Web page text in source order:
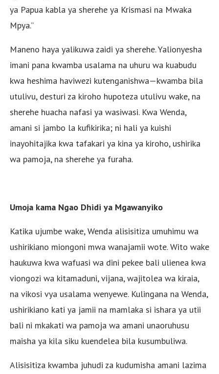
ya Papua kabla ya sherehe ya Krismasi na Mwaka
Mpya.”
Maneno haya yalikuwa zaidi ya sherehe. Yalionyesha
imani pana kwamba usalama na uhuru wa kuabudu
kwa heshima haviwezi kutenganishwa—kwamba bila
utulivu, desturi za kiroho hupoteza utulivu wake, na
sherehe huacha nafasi ya wasiwasi. Kwa Wenda,
amani si jambo la kufikirika; ni hali ya kuishi
inayohitajika kwa tafakari ya kina ya kiroho, ushirika
wa pamoja, na sherehe ya furaha.
Umoja kama Ngao Dhidi ya Mgawanyiko
Katika ujumbe wake, Wenda alisisitiza umuhimu wa
ushirikiano miongoni mwa wanajamii wote. Wito wake
haukuwa kwa wafuasi wa dini pekee bali ulienea kwa
viongozi wa kitamaduni, vijana, wajitolea wa kiraia,
na vikosi vya usalama wenyewe. Kulingana na Wenda,
ushirikiano kati ya jamii na mamlaka si ishara ya utii
bali ni mkakati wa pamoja wa amani unaoruhusu
maisha ya kila siku kuendelea bila kusumbuliwa.
Alisisitiza kwamba juhudi za kudumisha amani lazima